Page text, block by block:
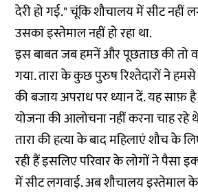
देरी हो गई." चूंकि शौचालय में सीट नहीं
उसका इस्तेमाल नहीं हो रहा था.
इस बाबत जब हमनें और पूछताछ की तो
गया. तारा के कुछ पुरुष रिश्तेदारों ने
की बजाय अपराध पर ध्यान दें. यह साफ़ है
योजना की आलोचना नहीं करना चाह रहे
तारा की हत्या के बाद महिलाएं शौच के
रही हैं इसलिए परिवार के लोगों ने पैसा
में सीट लगवाई. अब शौचालय इस्तेमाल